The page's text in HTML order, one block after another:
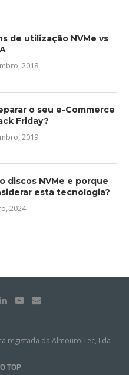
de utilização NVMe vs
2018
o seu e-Commerce
Friday?
2019
discos NVMe e porque
esta tecnologia?
2024
registada da AlmourolTec, Lda
TOP